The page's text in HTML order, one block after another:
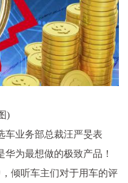
)
车业务部总裁汪严旻表
为最想做的极致产品！
倾听车主们对于用车的评